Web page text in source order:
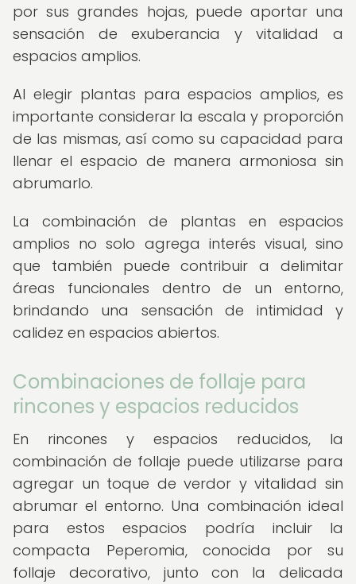
por sus grandes hojas, puede aportar una
sensación de exuberancia y vitalidad a
espacios amplios.
Al elegir plantas para espacios amplios, es
importante considerar la escala y proporción
de las mismas, así como su capacidad para
llenar el espacio de manera armoniosa sin
abrumarlo.
La combinación de plantas en espacios
amplios no solo agrega interés visual, sino
que también puede contribuir a delimitar
áreas funcionales dentro de un entorno,
brindando una sensación de intimidad y
calidez en espacios abiertos.
Combinaciones de follaje para
rincones y espacios reducidos
En rincones y espacios reducidos, la
combinación de follaje puede utilizarse para
agregar un toque de verdor y vitalidad sin
abrumar el entorno. Una combinación ideal
para estos espacios podría incluir la
compacta Peperomia, conocida por su
follaje decorativo, junto con la delicada